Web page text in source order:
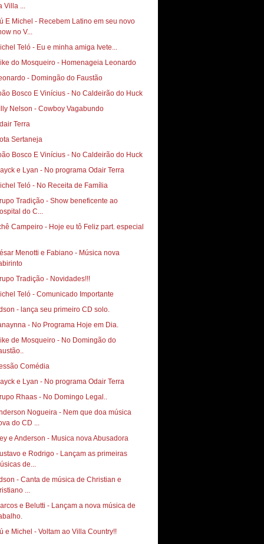
Villa ...
E Michel - Recebem Latino em seu novo
no V...
Teló - Eu e minha amiga Ivete...
do Mosqueiro - Homenageia Leonardo
- Domingão do Faustão
João Bosco E Vinícius - No Caldeirão do Huck‏
Nelson - Cowboy Vagabundo
Terra
Sertaneja
João Bosco E Vinícius - No Caldeirão do Huck‏
e Lyan - No programa Odair Terra
Teló - No Receita de Família
Tradição - Show beneficente ao
do C...
Campeiro - Hoje eu tô Feliz part. especial
Menotti e Fabiano - Música nova
Tradição - Novidades!!!
Teló - Comunicado Importante
Edson - lança seu primeiro CD solo.‏
- No Programa Hoje em Dia.
de Mosqueiro - No Domingão do
Comédia
e Lyan - No programa Odair Terra
Rhaas - No Domingo Legal..
Nogueira - Nem que doa música
do CD ...
e Anderson - Musica nova Abusadora
e Rodrigo - Lançam as primeiras
de...
- Canta de música de Christian e
...
e Belutti - Lançam a nova música de
e Michel - Voltam ao Villa Country!!